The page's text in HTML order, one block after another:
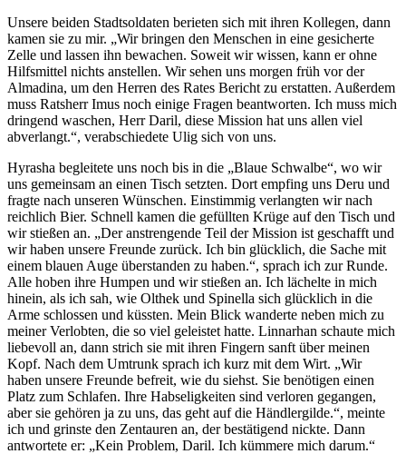
Unsere beiden Stadtsoldaten berieten sich mit ihren Kollegen, dann
kamen sie zu mir. „Wir bringen den Menschen in eine gesicherte
Zelle und lassen ihn bewachen. Soweit wir wissen, kann er ohne
Hilfsmittel nichts anstellen. Wir sehen uns morgen früh vor der
Almadina, um den Herren des Rates Bericht zu erstatten. Außerdem
muss Ratsherr Imus noch einige Fragen beantworten. Ich muss mich
dringend waschen, Herr Daril, diese Mission hat uns allen viel
abverlangt.“, verabschiedete Ulig sich von uns.
Hyrasha begleitete uns noch bis in die „Blaue Schwalbe“, wo wir
uns gemeinsam an einen Tisch setzten. Dort empfing uns Deru und
fragte nach unseren Wünschen. Einstimmig verlangten wir nach
reichlich Bier. Schnell kamen die gefüllten Krüge auf den Tisch und
wir stießen an. „Der anstrengende Teil der Mission ist geschafft und
wir haben unsere Freunde zurück. Ich bin glücklich, die Sache mit
einem blauen Auge überstanden zu haben.“, sprach ich zur Runde.
Alle hoben ihre Humpen und wir stießen an. Ich lächelte in mich
hinein, als ich sah, wie Olthek und Spinella sich glücklich in die
Arme schlossen und küssten. Mein Blick wanderte neben mich zu
meiner Verlobten, die so viel geleistet hatte. Linnarhan schaute mich
liebevoll an, dann strich sie mit ihren Fingern sanft über meinen
Kopf. Nach dem Umtrunk sprach ich kurz mit dem Wirt. „Wir
haben unsere Freunde befreit, wie du siehst. Sie benötigen einen
Platz zum Schlafen. Ihre Habseligkeiten sind verloren gegangen,
aber sie gehören ja zu uns, das geht auf die Händlergilde.“, meinte
ich und grinste den Zentauren an, der bestätigend nickte. Dann
antwortete er: „Kein Problem, Daril. Ich kümmere mich darum.“